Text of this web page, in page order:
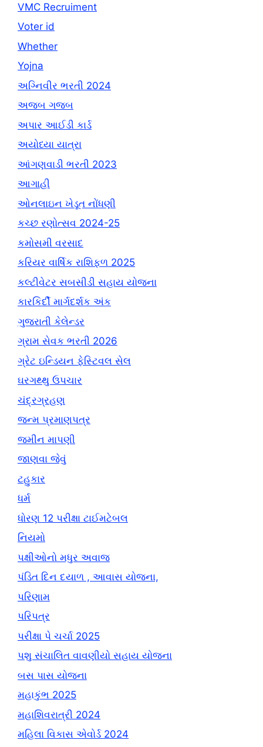
VMC Recruiment
Voter id
Whether
Yojna
અગ્નિવીર ભરતી 2024
અજબ ગજબ
અપાર આઈડી કાર્ડ
અયોધ્યા યાત્રા
આંગણવાડી ભરતી 2023
આગાહી
ઓનલાઇન ખેડૂત નોંધણી
કચ્છ રણોત્સવ 2024-25
કમોસમી વરસાદ
કરિયર વાર્ષિક રાશિફળ 2025
કલ્ટીવેટર સબસીડી સહાય યોજના
કારકિર્દી માર્ગદર્શક અંક
ગુજરાતી કેલેન્ડર
ગ્રામ સેવક ભરતી 2026
ગ્રેટ ઇન્ડિયન ફેસ્ટિવલ સેલ
ઘરગથ્થુ ઉપચાર
ચંદ્રગ્રહણ
જન્મ પ્રમાણપત્ર
જમીન માપણી
જાણવા જેવું
ટહુકાર
ધર્મ
ધોરણ 12 પરીક્ષા ટાઈમટેબલ
નિયમો
પક્ષીઓનો મધુર અવાજ
પંડિત દિન દયાળ , આવાસ યોજના,
પરિણામ
પરિપત્ર
પરીક્ષા પે ચર્ચા 2025
પશુ સંચાલિત વાવણીયો સહાય યોજના
બસ પાસ યોજના
મહાકુંભ 2025
મહાશિવરાત્રી 2024
મહિલા વિકાસ એવોર્ડ 2024